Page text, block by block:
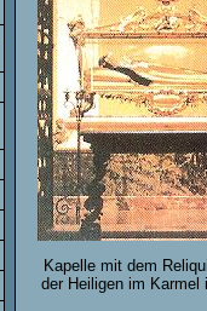
Kapelle mit dem
der Heiligen im Karmel